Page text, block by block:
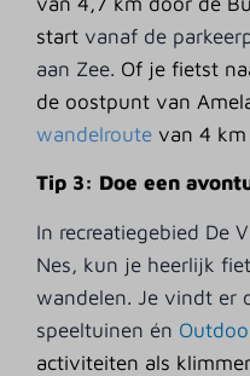
startvanaf de
aan Zee. Of je fietst
de oostpunt van
wandelroute van 4
Tip 3: Doe een
In recreatiegebied De
Nes, kun je heerlijk
wandelen. Je vindt er
speeltuinen én
activiteiten als